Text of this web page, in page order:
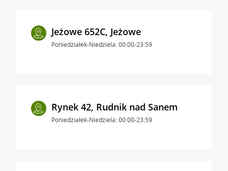
Jeżowe 652C, Jeżowe
Poniedziałek-Niedziela: 00:00-23:59
Rynek 42, Rudnik nad Sanem
Poniedziałek-Niedziela: 00:00-23:59